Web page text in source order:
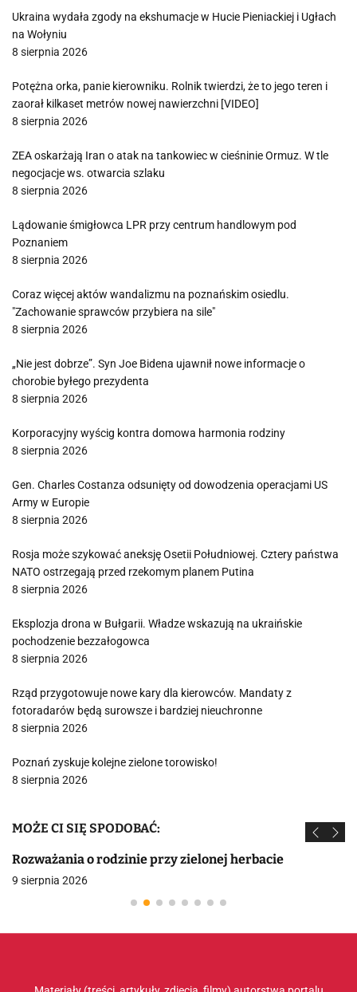
Ukraina wydała zgody na ekshumacje w Hucie Pieniackiej i Ugłach
na Wołyniu
8 sierpnia 2026
Potężna orka, panie kierowniku. Rolnik twierdzi, że to jego teren i
zaorał kilkaset metrów nowej nawierzchni [VIDEO]
8 sierpnia 2026
ZEA oskarżają Iran o atak na tankowiec w cieśninie Ormuz. W tle
negocjacje ws. otwarcia szlaku
8 sierpnia 2026
Lądowanie śmigłowca LPR przy centrum handlowym pod
Poznaniem
8 sierpnia 2026
Coraz więcej aktów wandalizmu na poznańskim osiedlu.
"Zachowanie sprawców przybiera na sile"
8 sierpnia 2026
„Nie jest dobrze”. Syn Joe Bidena ujawnił nowe informacje o
chorobie byłego prezydenta
8 sierpnia 2026
Korporacyjny wyścig kontra domowa harmonia rodziny
8 sierpnia 2026
Gen. Charles Costanza odsunięty od dowodzenia operacjami US
Army w Europie
8 sierpnia 2026
Rosja może szykować aneksję Osetii Południowej. Cztery państwa
NATO ostrzegają przed rzekomym planem Putina
8 sierpnia 2026
Eksplozja drona w Bułgarii. Władze wskazują na ukraińskie
pochodzenie bezzałogowca
8 sierpnia 2026
Rząd przygotowuje nowe kary dla kierowców. Mandaty z
fotoradarów będą surowsze i bardziej nieuchronne
8 sierpnia 2026
Poznań zyskuje kolejne zielone torowisko!
8 sierpnia 2026
MOŻE CI SIĘ SPODOBAĆ:
Rozważania o rodzinie przy zielonej herbacie
9 sierpnia 2026